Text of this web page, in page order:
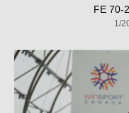
FE 70-
1/